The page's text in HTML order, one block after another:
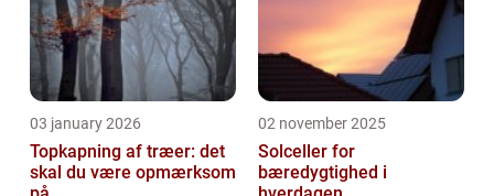
03 january 2026
Topkapning af træer: det
skal du være opmærksom
02 november 2025
Solceller for
bæredygtighed i